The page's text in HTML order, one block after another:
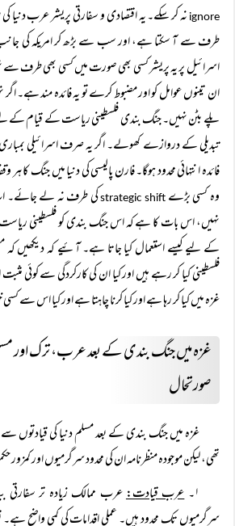
ignore نہ کر سکے۔ یہ اقتصادی و سفارتی پریشر عرب
طرف سے آ سکتا ہے، اور سب سے بڑھ کر امریکہ کی
اسرائیل پر یہ پریشر کسی بھی صورت میں کسی بھی طرف سے
ان تینوں عوامل کو اور مضبوط کرے تو یہ فائدہ مند ہے۔
پلے بٹن نہیں۔ جنگ بندی فلسطینی ریاست کے قیام کے
تبدیلی کے دروازے کھولے۔ اگر یہ صرف اسرائیلی
فائدہ انتہائی محدود ہوگا۔ فارن پالیسی کی دنیا میں جنگ
وہ کسی بڑے strategic shiftکی طرف نہ لے جائے۔
نہیں، اس بات کا ہے کہ اس جنگ بندی کو فلسطینی
کے لیے کیسے استعمال کیا جاتا ہے۔ آئیے کہ دیکھیں
فلسطینی کیا کر رہے ہیں اور کیا ان کی کارکردگی سے کوئی
غزہ میں کیا کر رہا ہے اور کیا کرنا چاہتا ہے اور کیا اس سے
غزہ میں جنگ بندی کے بعد عرب، ترک اور
صورتحال
غزہ میں جنگ بندی کے بعد مسلم دنیا کی قیادتوں سے
تھی، لیکن موجودہ منظرنامہ ان کی محدود سرگرمیوں اور
۱۔ عرب قیادت:عرب ممالک زیادہ تر سفارتی
سرگرمیوں تک محدود ہیں۔ عملی اقدامات کی کمی واضح ہے۔